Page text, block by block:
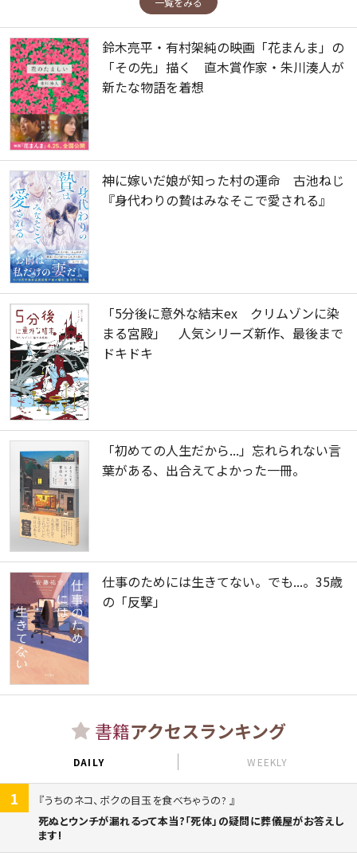
鈴木亮平・有村架純の映画「花まんま」の
「その先」描く 直木賞作家・朱川湊人が
新たな物語を着想
神に嫁いだ娘が知った村の運命 古池ねじ
『身代わりの贄はみなそこで愛される』
「5分後に意外な結末ex クリムゾンに染
まる宮殿」 人気シリーズ新作、最後まで
ドキドキ
「初めての人生だから...」忘れられない言
葉がある、出合えてよかった一冊。
仕事のためには生きてない。でも...。35歳
の「反撃」
書籍アクセスランキング
DAILY WEEKLY
1
うちのネコ、ボクの目玉を食べちゃうの?
死ぬとウンチが漏れるって本当?「死体」の疑問に葬儀屋がお答えし
ます!